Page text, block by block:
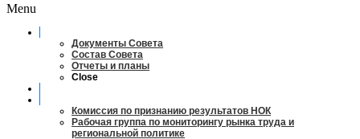
Menu
Документы Совета
Состав Совета
Отчеты и планы
Close
Комиссия по признанию результатов НОК
Рабочая группа по мониторингу рынка труда и
региональной политике